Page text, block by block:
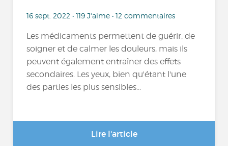
16 sept. 2022 • 119 J'aime • 12 commentaires
Les médicaments permettent de guérir, de
soigner et de calmer les douleurs, mais ils
peuvent également entraîner des effets
secondaires. Les yeux, bien qu'étant l'une
des parties les plus sensibles...
Lire l'article